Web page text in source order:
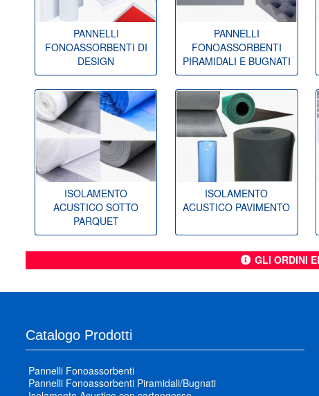
PANNELLI
FONOASSORBENTI DI
DESIGN
PANNELLI
FONOASSORBENTI
PIRAMIDALI E BUGNATI
ISOLAMENTO
ACUSTICO SOTTO
PARQUET
ISOLAMENTO
ACUSTICO PAVIMENTO
GLI ORDINI
Catalogo Prodotti
Pannelli Fonoassorbenti
Pannelli Fonoassorbenti Piramidali/Bugnati